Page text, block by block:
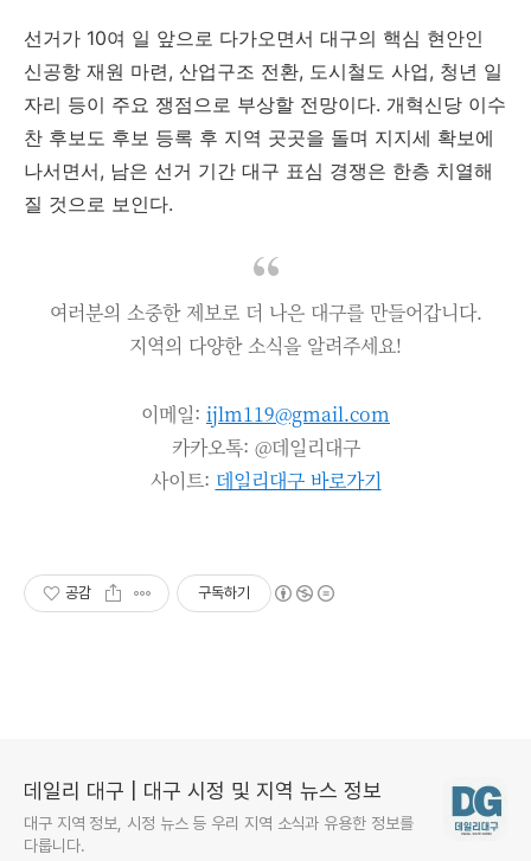
선거가 10여 일 앞으로 다가오면서 대구의 핵심 현안인
신공항 재원 마련, 산업구조 전환, 도시철도 사업, 청년 일
자리 등이 주요 쟁점으로 부상할 전망이다. 개혁신당 이수
찬 후보도 후보 등록 후 지역 곳곳을 돌며 지지세 확보에
나서면서, 남은 선거 기간 대구 표심 경쟁은 한층 치열해
질 것으로 보인다.
여러분의 소중한 제보로 더 나은 대구를 만들어갑니다.
지역의 다양한 소식을 알려주세요!
이메일: ijlm119@gmail.com
카카오톡: @데일리대구
사이트: 데일리대구 바로가기
공감 구독하기
데일리 대구 | 대구 시정 및 지역 뉴스 정보
대구 지역 정보, 시정 뉴스 등 우리 지역 소식과 유용한 정보를
다룹니다.